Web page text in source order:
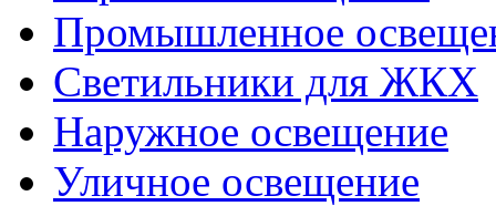
Промышленное
Светильники для ЖКХ
Наружное освещение
Уличное освещение